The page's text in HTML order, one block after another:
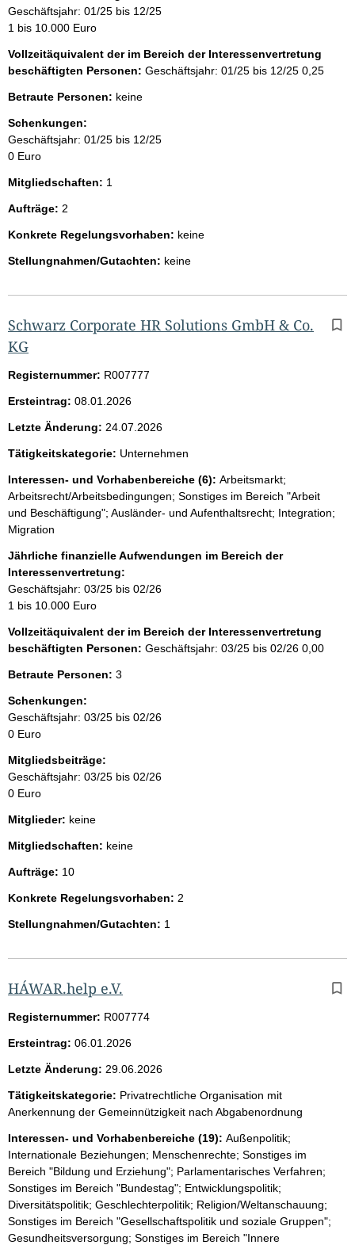
Geschäftsjahr: 01/25 bis 12/25
1 bis 10.000 Euro
Vollzeitäquivalent der im Bereich der Interessenvertretung
beschäftigten Personen: Geschäftsjahr: 01/25 bis 12/25 0,25
Betraute Personen: keine
Schenkungen:
Geschäftsjahr: 01/25 bis 12/25
0 Euro
Mitgliedschaften: 1
Aufträge: 2
Konkrete Regelungsvorhaben: keine
Stellungnahmen/Gutachten: keine
Schwarz Corporate HR Solutions GmbH & Co.
KG
Registernummer: R007777
Ersteintrag: 08.01.2026
Letzte Änderung: 24.07.2026
Tätigkeitskategorie: Unternehmen
Interessen- und Vorhabenbereiche (6): Arbeitsmarkt;
Arbeitsrecht/Arbeitsbedingungen; Sonstiges im Bereich "Arbeit
und Beschäftigung"; Ausländer- und Aufenthaltsrecht; Integration;
Migration
Jährliche finanzielle Aufwendungen im Bereich der
Interessenvertretung:
Geschäftsjahr: 03/25 bis 02/26
1 bis 10.000 Euro
Vollzeitäquivalent der im Bereich der Interessenvertretung
beschäftigten Personen: Geschäftsjahr: 03/25 bis 02/26 0,00
Betraute Personen: 3
Schenkungen:
Geschäftsjahr: 03/25 bis 02/26
0 Euro
Mitgliedsbeiträge:
Geschäftsjahr: 03/25 bis 02/26
0 Euro
Mitglieder: keine
Mitgliedschaften: keine
Aufträge: 10
Konkrete Regelungsvorhaben: 2
Stellungnahmen/Gutachten: 1
HÁWAR.help e.V.
Registernummer: R007774
Ersteintrag: 06.01.2026
Letzte Änderung: 29.06.2026
Tätigkeitskategorie: Privatrechtliche Organisation mit
Anerkennung der Gemeinnützigkeit nach Abgabenordnung
Interessen- und Vorhabenbereiche (19): Außenpolitik;
Internationale Beziehungen; Menschenrechte; Sonstiges im
Bereich "Bildung und Erziehung"; Parlamentarisches Verfahren;
Sonstiges im Bereich "Bundestag"; Entwicklungspolitik;
Diversitätspolitik; Geschlechterpolitik; Religion/Weltanschauung;
Sonstiges im Bereich "Gesellschaftspolitik und soziale Gruppen";
Gesundheitsversorgung; Sonstiges im Bereich "Innere